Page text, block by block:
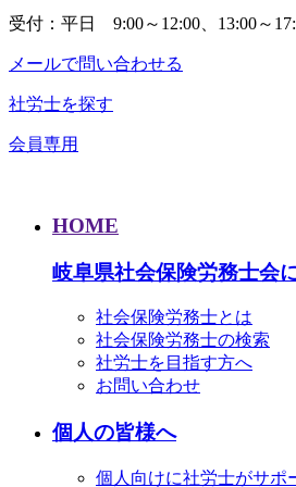
受付：平日 9:00～12:00、13:00～
メールで問い合わせる
社労士を探す
会員専用
HOME
岐阜県社会保険労務士会
社会保険労務士とは
社会保険労務士の検索
社労士を目指す方へ
お問い合わせ
個人の皆様へ
個人向けに社労士がサポ